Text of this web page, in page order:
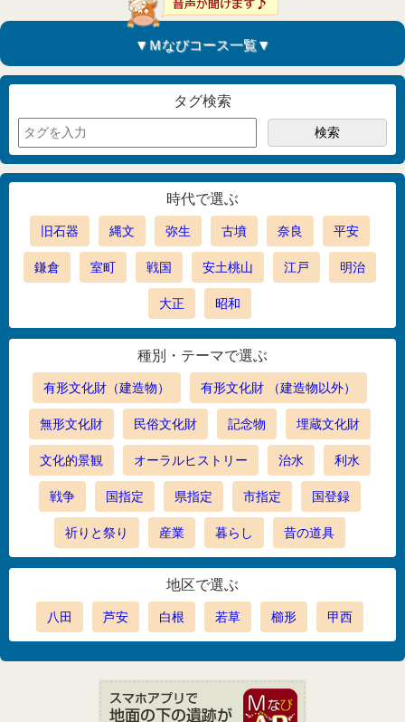
▼Ｍなびコース一覧▼
タグ検索
時代で選ぶ
旧石器 縄文 弥生 古墳 奈良 平安
鎌倉 室町 戦国 安土桃山 江戸 明治
大正 昭和
種別・テーマで選ぶ
有形文化財（建造物） 有形文化財 （建造物以外）
無形文化財 民俗文化財 記念物 埋蔵文化財
文化的景観 オーラルヒストリー 治水 利水
戦争 国指定 県指定 市指定 国登録
祈りと祭り 産業 暮らし 昔の道具
地区で選ぶ
八田 芦安 白根 若草 櫛形 甲西